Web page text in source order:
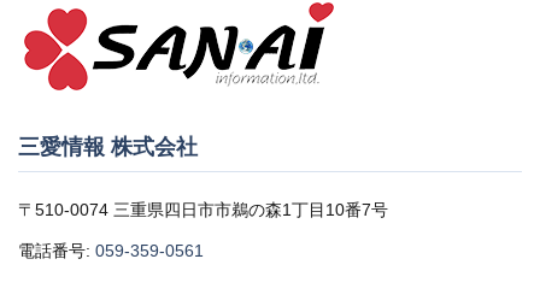
三愛情報 株式会社
〒510-0074 三重県四日市市鵜の森1丁目10番7号
電話番号: 059-359-0561